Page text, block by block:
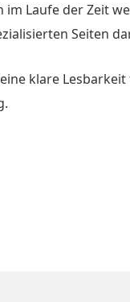
im Laufe der Zeit
Seiten
klare